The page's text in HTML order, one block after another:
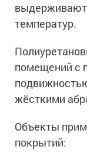
температур.
помещений с
жёсткими
Объекты
покрытий: